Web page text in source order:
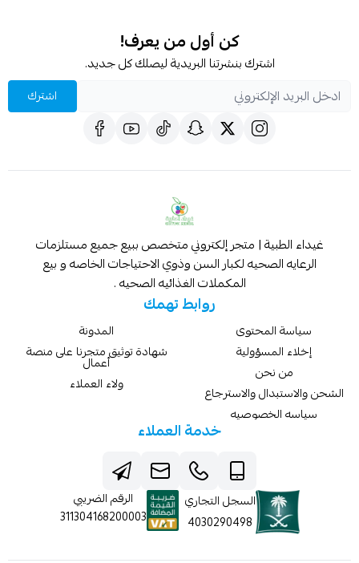
كن أول من يعرف!
اشترك بنشرتنا البريدية ليصلك كل جديد.
اشترك
غيداء الطبية | متجر إلكتروني متخصص ببيع جميع مستلزمات
الرعايه الصحيه لكبار السن وذوي الاحتياجات الخاصه و بيع
المكملات الغذائيه الصحيه .
روابط تهمك
سياسة المحتوى
إخلاء المسؤولية
من نحن
الشحن والاستبدال والاسترجاع
سياسه الخصوصيه
المدونة
شهادة توثيق متجرنا على منصة
أعمال
ولاء العملاء
خدمة العملاء
السجل التجاري
4030290498
الرقم الضريبي
311304168200003